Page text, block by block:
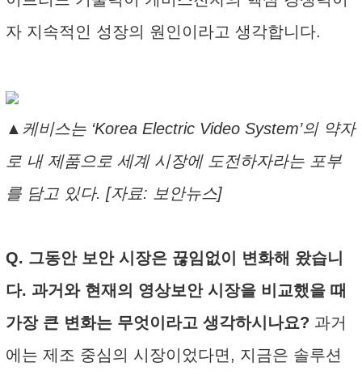
자 지속적인 성장의 원인이라고 생각합니다.
▲케비스는 ‘Korea Electric Video System’의 약자
로 내 제품으로 세계 시장에 도전하자라는 포부
를 담고 있다. [자료: 보안뉴스]
Q. 그동안 보안 시장은 끊임없이 변화해 왔습니
다. 과거와 현재의 영상보안 시장을 비교했을 때
가장 큰 변화는 무엇이라고 생각하시나요? 과거
에는 제조 중심의 시장이었다면, 지금은 솔루션